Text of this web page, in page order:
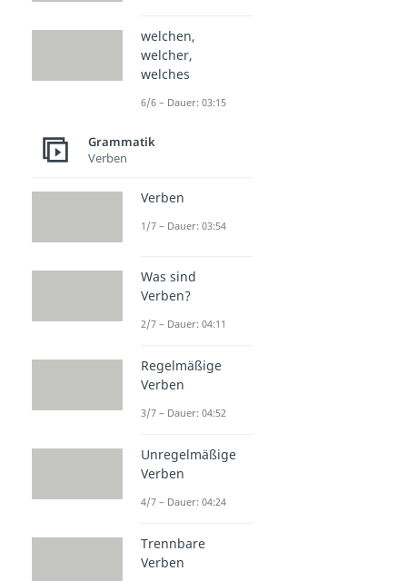
welchen,
welcher,
welches
6/6 – Dauer: 03:15
Grammatik
Verben
Verben
1/7 – Dauer: 03:54
Was sind
Verben?
2/7 – Dauer: 04:11
Regelmäßige
Verben
3/7 – Dauer: 04:52
Unregelmäßige
Verben
4/7 – Dauer: 04:24
Trennbare
Verben